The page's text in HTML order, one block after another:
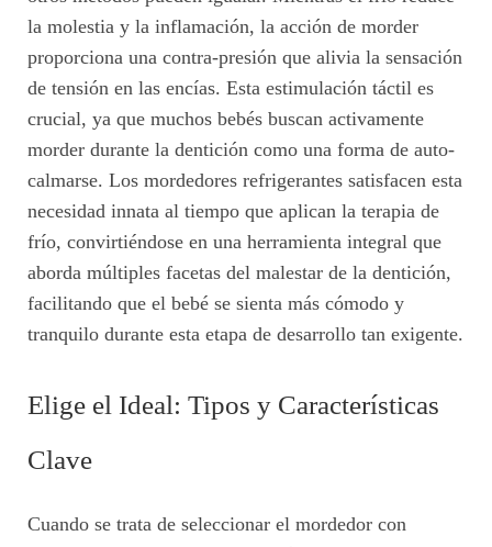
la molestia y la inflamación, la acción de morder
proporciona una contra-presión que alivia la sensación
de tensión en las encías. Esta estimulación táctil es
crucial, ya que muchos bebés buscan activamente
morder durante la dentición como una forma de auto-
calmarse. Los mordedores refrigerantes satisfacen esta
necesidad innata al tiempo que aplican la terapia de
frío, convirtiéndose en una herramienta integral que
aborda múltiples facetas del malestar de la dentición,
facilitando que el bebé se sienta más cómodo y
tranquilo durante esta etapa de desarrollo tan exigente.
Elige el Ideal: Tipos y Características
Clave
Cuando se trata de seleccionar el mordedor con